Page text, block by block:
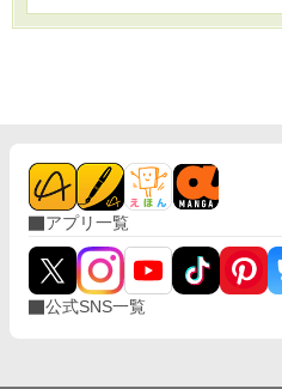
アプリ一覧
公式SNS一覧